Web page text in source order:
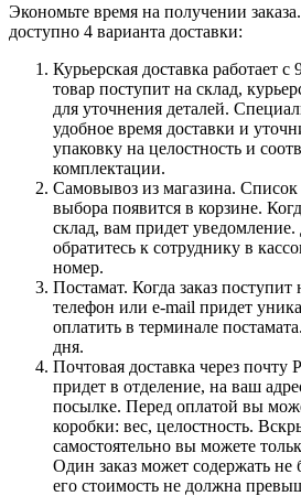
Экономьте время на получении
доступно 4 варианта доставки:
Курьерская доставка работает с
товар поступит на склад,
для уточнения деталей.
удобное время доставки и
упаковку на целостность и
комплектации.
Самовывоз из магазина. Список
выбора появится в корзине.
склад, вам придет уведомление.
обратитесь к сотруднику в
номер.
Постамат. Когда заказ поступит
телефон или e-mail придет
оплатить в терминале
дня.
Почтовая доставка через почту
придет в отделение, на ваш
посылке. Перед оплатой вы
коробки: вес, целостность.
самостоятельно вы можете
Один заказ может содержать
его стоимость не должна